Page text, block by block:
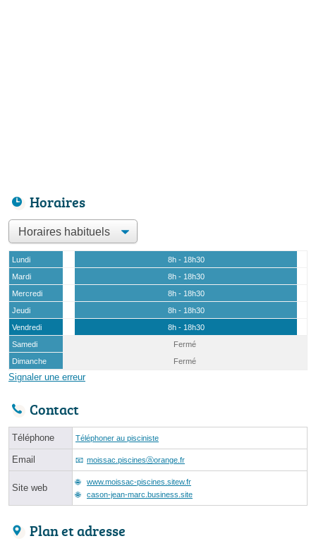
Horaires
Lundi
8h - 18h30
Mardi
8h - 18h30
Mercredi
8h - 18h30
Jeudi
8h - 18h30
Vendredi
8h - 18h30
Samedi
Fermé
Dimanche
Fermé
Signaler une erreur
Contact
Téléphone Téléphoner au pisciniste
Email moissac.piscinesⓐorange.fr
Site web
www.moissac-piscines.sitew.fr
cason-jean-marc.business.site
Plan et adresse